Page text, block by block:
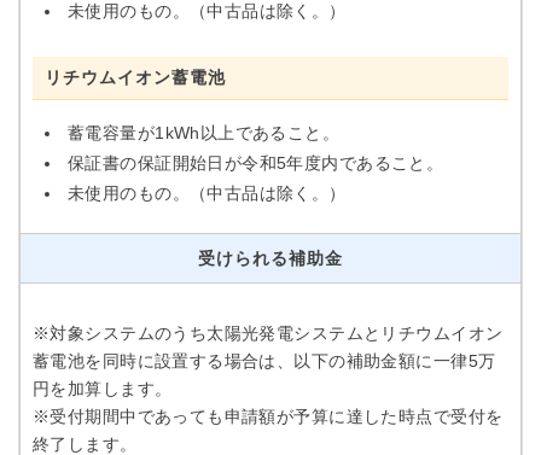
未使用のもの。（中古品は除く。）
リチウムイオン蓄電池
蓄電容量が1kWh以上であること。
保証書の保証開始日が令和5年度内であること。
未使用のもの。（中古品は除く。）
受けられる補助金
※対象システムのうち太陽光発電システムとリチウムイオン
蓄電池を同時に設置する場合は、以下の補助金額に一律5万
円を加算します。
※受付期間中であっても申請額が予算に達した時点で受付を
終了します。